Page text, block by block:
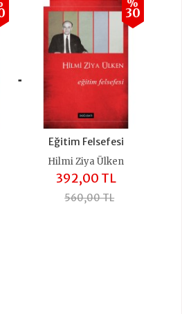
+
Eğitim Felsefesi
%
30
Hilmi Ziya Ülken
392,00 TL
560,00 TL